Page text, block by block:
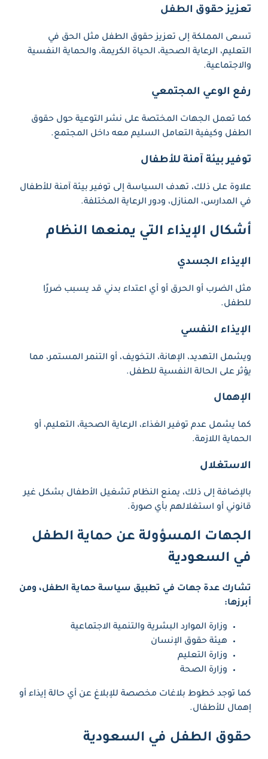
تعزيز حقوق الطفل
تسعى المملكة إلى تعزيز حقوق الطفل مثل الحق في
التعليم، الرعاية الصحية، الحياة الكريمة، والحماية النفسية
والاجتماعية.
رفع الوعي المجتمعي
كما تعمل الجهات المختصة على نشر التوعية حول حقوق
الطفل وكيفية التعامل السليم معه داخل المجتمع.
توفير بيئة آمنة للأطفال
علاوة على ذلك، تهدف السياسة إلى توفير بيئة آمنة للأطفال
في المدارس، المنازل، ودور الرعاية المختلفة.
أشكال الإيذاء التي يمنعها النظام
الإيذاء الجسدي
مثل الضرب أو الحرق أو أي اعتداء بدني قد يسبب ضررًا
للطفل.
الإيذاء النفسي
ويشمل التهديد، الإهانة، التخويف، أو التنمر المستمر، مما
يؤثر على الحالة النفسية للطفل.
الإهمال
كما يشمل عدم توفير الغذاء، الرعاية الصحية، التعليم، أو
الحماية اللازمة.
الاستغلال
بالإضافة إلى ذلك، يمنع النظام تشغيل الأطفال بشكل غير
قانوني أو استغلالهم بأي صورة.
الجهات المسؤولة عن حماية الطفل
في السعودية
تشارك عدة جهات في تطبيق سياسة حماية الطفل، ومن
أبرزها:
وزارة الموارد البشرية والتنمية الاجتماعية
هيئة حقوق الإنسان
وزارة التعليم
وزارة الصحة
كما توجد خطوط بلاغات مخصصة للإبلاغ عن أي حالة إيذاء أو
إهمال للأطفال.
حقوق الطفل في السعودية